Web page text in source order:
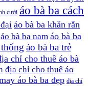
cưới áo bà ba cách
áo bà ba khăn rằn
áo bà ba nam áo bà ba
áo bà ba trẻ
chỉ cho thuê áo bà
địa chỉ cho thuê áo
áo bà ba đẹp địa chỉ